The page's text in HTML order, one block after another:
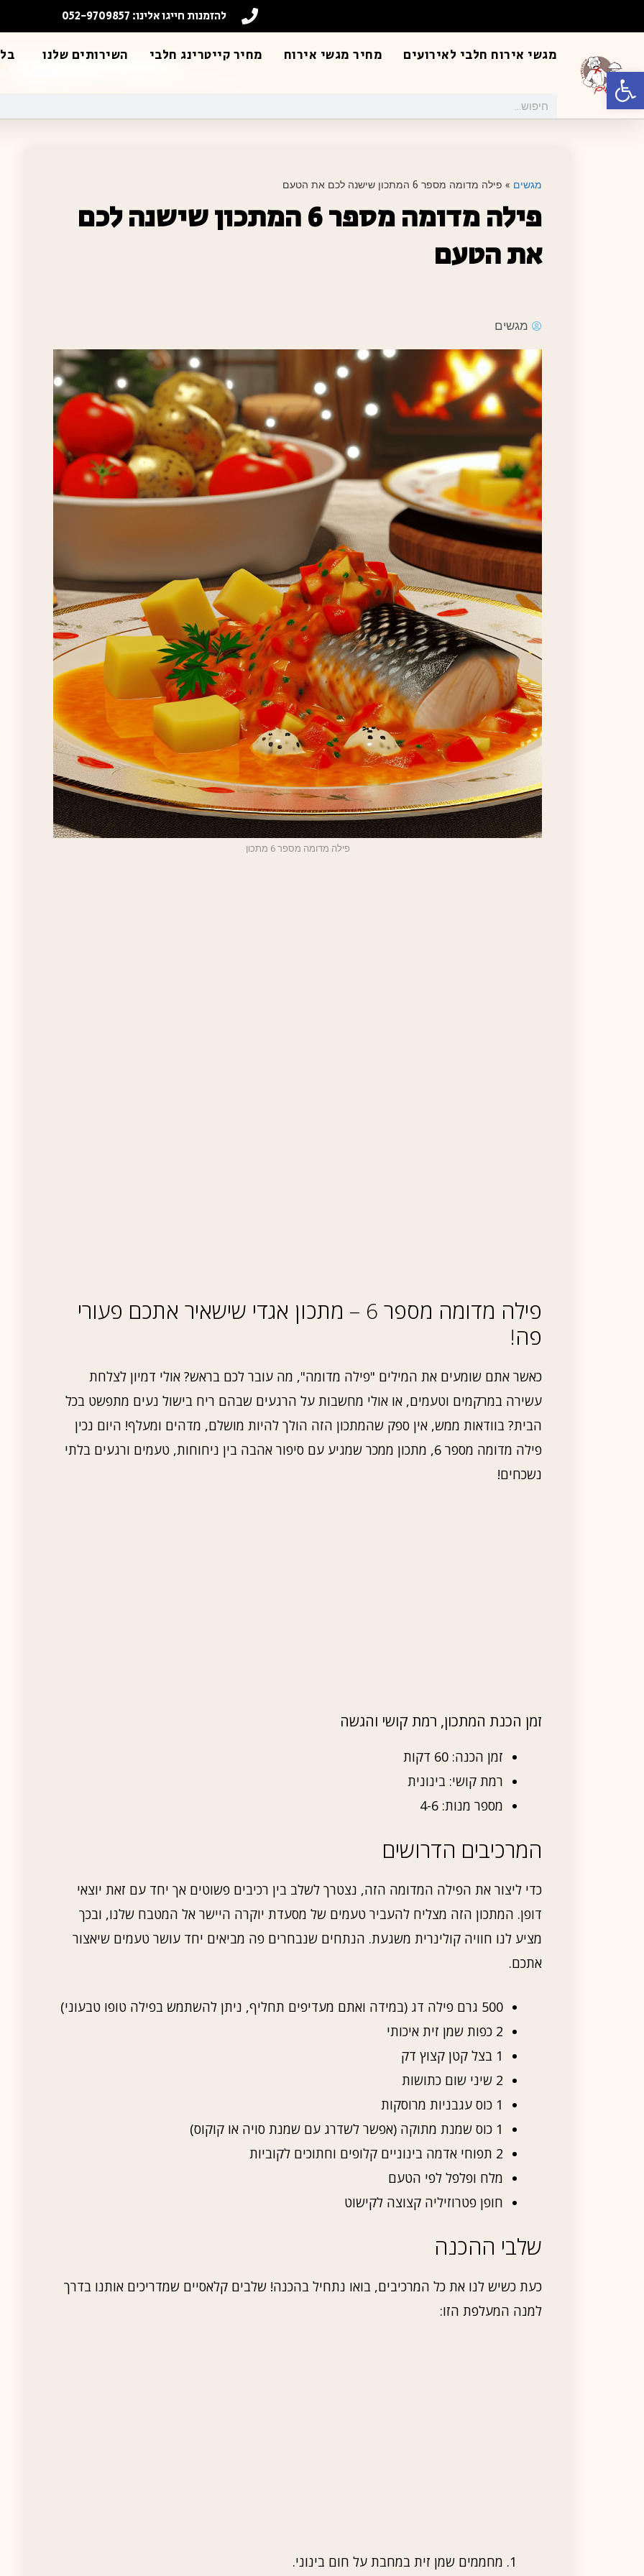
פתח סרגל נגישות
להזמנות חייגו אלינו: 052-9709857
מגשי אירוח חלבי לאירועים מחיר מגשי אירוח מחיר קייטרינג חלבי השירותים שלנו
מגשים » פילה מדומה מספר 6 המתכון שישנה לכם את הטעם
פילה מדומה מספר 6 המתכון שישנה לכם
את הטעם
מגשים
פילה מדומה מספר 6 מתכון
פילה מדומה מספר 6 – מתכון אגדי שישאיר אתכם פעורי
פה!
כאשר אתם שומעים את המילים "פילה מדומה", מה עובר לכם בראש? אולי דמיון לצלחת
עשירה במרקמים וטעמים, או אולי מחשבות על הרגעים שבהם ריח בישול נעים מתפשט בכל
הבית? בוודאות ממש, אין ספק שהמתכון הזה הולך להיות מושלם, מדהים ומעלף! היום נכין
פילה מדומה מספר 6, מתכון ממכר שמגיע עם סיפור אהבה בין ניחוחות, טעמים ורגעים בלתי
נשכחים!
זמן הכנת המתכון, רמת קושי והגשה
זמן הכנה: 60 דקות
רמת קושי: בינונית
מספר מנות: 4-6
המרכיבים הדרושים
כדי ליצור את הפילה המדומה הזה, נצטרך לשלב בין רכיבים פשוטים אך יחד עם זאת יוצאי
דופן. המתכון הזה מצליח להעביר טעמים של מסעדת יוקרה היישר אל המטבח שלנו, ובכך
מציע לנו חוויה קולינרית משגעת. הנתחים שנבחרים פה מביאים יחד עושר טעמים שיאצור
אתכם.
500 גרם פילה דג (במידה ואתם מעדיפים תחליף, ניתן להשתמש בפילה טופו טבעוני)
2 כפות שמן זית איכותי
1 בצל קטן קצוץ דק
2 שיני שום כתושות
1 כוס עגבניות מרוסקות
1 כוס שמנת מתוקה (אפשר לשדרג עם שמנת סויה או קוקוס)
2 תפוחי אדמה בינוניים קלופים וחתוכים לקוביות
מלח ופלפל לפי הטעם
חופן פטרוזיליה קצוצה לקישוט
שלבי ההכנה
כעת כשיש לנו את כל המרכיבים, בואו נתחיל בהכנה! שלבים קלאסיים שמדריכים אותנו בדרך
למנה המעלפת הזו:
מחממים שמן זית במחבת על חום בינוני.